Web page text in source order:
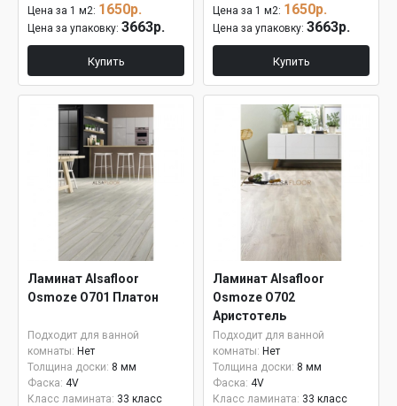
Цена за 1 м2: 1650р.
Цена за упаковку: 3663р.
Купить
Цена за 1 м2: 1650р.
Цена за упаковку: 3663р.
Купить
Ламинат Alsafloor
Osmoze О701 Платон
Подходит для ванной
комнаты: Нет
Толщина доски: 8 мм
Фаска: 4V
Класс ламината: 33 класс
Ламинат Alsafloor
Osmoze О702
Аристотель
Подходит для ванной
комнаты: Нет
Толщина доски: 8 мм
Фаска: 4V
Класс ламината: 33 класс